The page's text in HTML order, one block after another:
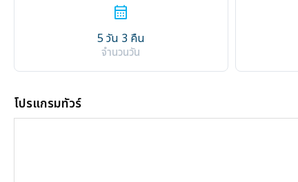
calendar_month
5 วัน 3 คืน
จำนวนวัน
โปรแกรมทัวร์